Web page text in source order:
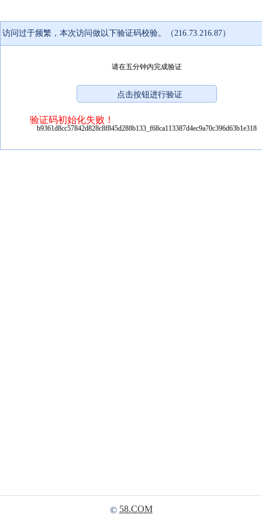
访问过于频繁，本次访问做以下验证码校验。（216.73.216.87）
请在五分钟内完成验证
验证码初始化失败！
b9361d8cc57842d828c8f845d288b133_f68ca113387d4ec9a70c396d63b1e318
© 58.COM